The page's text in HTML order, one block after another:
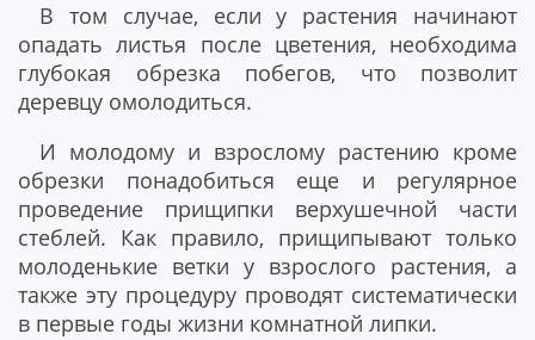
В том случае, если у растения начинают
опадать листья после цветения, необходима
глубокая обрезка побегов, что позволит
деревцу омолодиться.
И молодому и взрослому растению кроме
обрезки понадобиться еще и регулярное
проведение прищипки верхушечной части
стеблей. Как правило, прищипывают только
молоденькие ветки у взрослого растения, а
также эту процедуру проводят систематически
в первые годы жизни комнатной липки.